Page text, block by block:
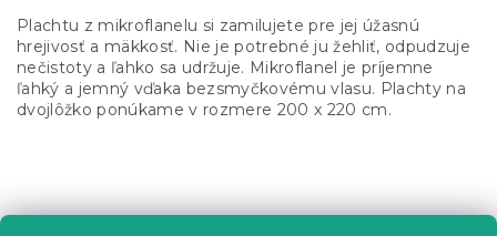
l
á
d
a
c
v
Plachtu z mikroflanelu si zamilujete pre jej úžasnú
hrejivosť a mäkkosť. Nie je potrebné ju žehliť, odpudzuje
nečistoty a ľahko sa udržuje. Mikroflanel je príjemne
ľahký a jemný vďaka bezsmyčkovému vlasu. Plachty na
dvojlôžko ponúkame v rozmere 200 x 220 cm.
á